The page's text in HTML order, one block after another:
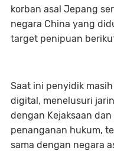
korban asal Jepang
negara China yang
target penipuan
Saat ini penyidik
digital, menelusuri
dengan Kejaksaan
penanganan hukum,
sama dengan negara